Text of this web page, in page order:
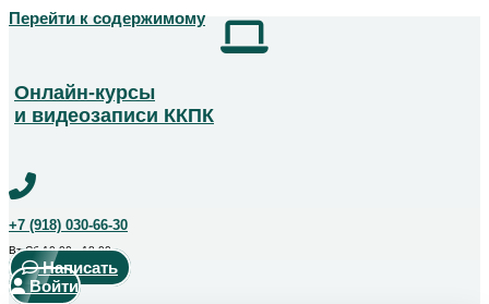
Позвоните чтобы получить курс со скидкой
Перейти к содержимому
Онлайн-курсы
и видеозаписи ККПК
+7 (918) 030-66-30
Вт-Сб 10:00 - 18:00
Написать
Войти